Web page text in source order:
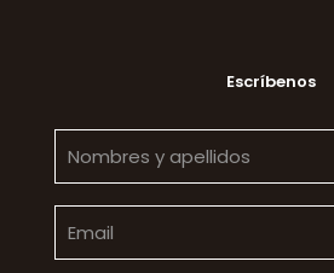
Escríbenos